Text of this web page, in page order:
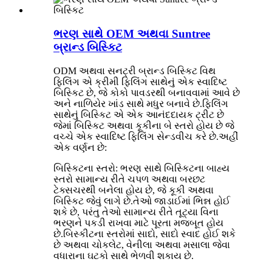
ભરણ સાથે OEM અથવા Suntree
બ્રાન્ડ બિસ્કિટ
ODM અથવા સનટ્રી બ્રાન્ડ બિસ્કિટ વિથ
ફિલિંગ એ ક્રીમી ફિલિંગ સાથેનું એક સ્વાદિષ્ટ
બિસ્કિટ છે, જે કોકો પાવડરથી બનાવવામાં આવે છે
અને નાળિયેર ખાંડ સાથે મધુર બનાવે છે.ફિલિંગ
સાથેનું બિસ્કિટ એ એક આનંદદાયક ટ્રીટ છે
જેમાં બિસ્કિટ અથવા કૂકીના બે સ્તરો હોય છે જે
વચ્ચે એક સ્વાદિષ્ટ ફિલિંગ સેન્ડવીચ કરે છે.અહીં
એક વર્ણન છે:
બિસ્કિટના સ્તરો: ભરણ સાથે બિસ્કિટના બાહ્ય
સ્તરો સામાન્ય રીતે ચપળ અથવા બરછટ
ટેક્સચરથી બનેલા હોય છે, જે કૂકી અથવા
બિસ્કિટ જેવું લાગે છે.તેઓ જાડાઈમાં ભિન્ન હોઈ
શકે છે, પરંતુ તેઓ સામાન્ય રીતે તૂટ્યા વિના
ભરણને પકડી રાખવા માટે પૂરતા મજબૂત હોય
છે.બિસ્કીટના સ્તરોમાં સાદો, સાદો સ્વાદ હોઈ શકે
છે અથવા ચોકલેટ, વેનીલા અથવા મસાલા જેવા
વધારાના ઘટકો સાથે ભેળવી શકાય છે.